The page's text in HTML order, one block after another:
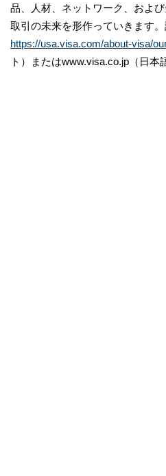
品、人材、ネットワーク、およ
取引の未来を形作っていきます。
https://usa.visa.com/about-visa/
ト）またはwww.visa.co.jp（日本